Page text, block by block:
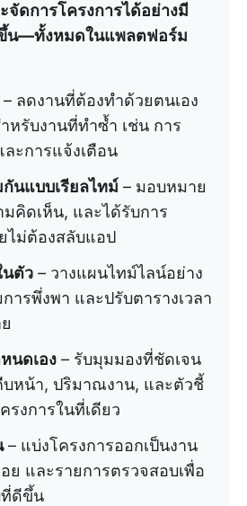
จัดการโครงการได้อย่างมี
น—ทั้งหมดในแพลตฟอร์ม
– ลดงานที่ต้องทำด้วยตนเอง
หรับงานที่ทำซ้ำ เช่น การ
ะการแจ้งเตือน
นแบบเรียลไทม์ – มอบหมาย
คิดเห็น, และได้รับการ
ไม่ต้องสลับแอป
ตัว – วางแผนไทม์ไลน์อย่าง
ารพึ่งพา และปรับตารางเวลา
นดเอง – รับมุมมองที่ชัดเจน
บหน้า, ปริมาณงาน, และตัวชี้
งการในที่เดียว
– แบ่งโครงการออกเป็นงาน
ย และรายการตรวจสอบเพื่อ
ที่ดีขึ้น